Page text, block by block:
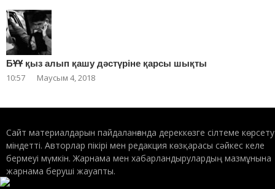
БҰҰ қыз алып қашу дәстүріне қарсы шықты
10:57 Маусым 4, 2018
Сайт материалдарын пайдаланғанда дереккөзге сілтеме көрсету
міндетті. Авторлар пікірі мен редакция көзқарасы сәйкес келе
бермеуі мүмкін. Жарнама мен хабарландырулардың мазмұнына
жарнама беруші жауапты.